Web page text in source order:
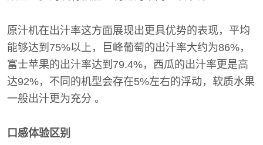
原汁机在出汁率这方面展现出更具优势的表现，平均
能够达到75%以上，巨峰葡萄的出汁率大约为86%，
富士苹果的出汁率达到79.4%，西瓜的出汁率更是高
达92%，不同的机型会存在5%左右的浮动，软质水果
一般出汁更为充分 。
口感体验区别